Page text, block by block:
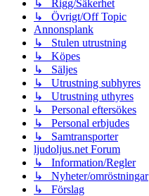
↳ Rigg/Säkerhet
↳ Övrigt/Off Topic
Annonsplank
↳ Stulen utrustning
↳ Köpes
↳ Säljes
↳ Utrustning subhyres
↳ Utrustning uthyres
↳ Personal eftersökes
↳ Personal erbjudes
↳ Samtransporter
ljudoljus.net Forum
↳ Information/Regler
↳ Nyheter/omröstningar
↳ Förslag